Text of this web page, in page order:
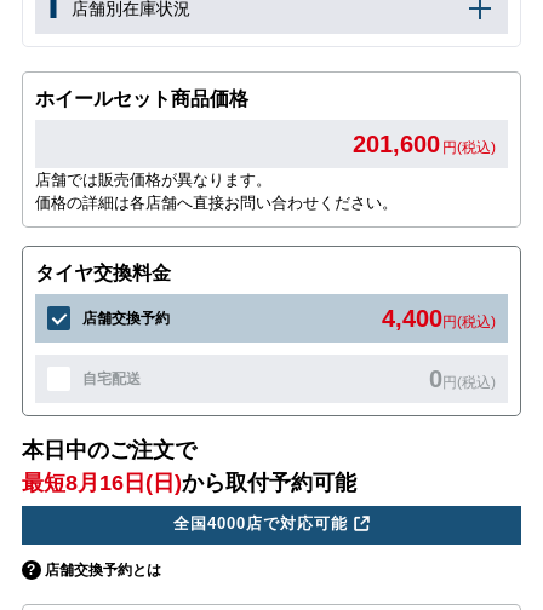
店舗別在庫状況
ホイールセット商品価格
201,600 円(税込)
店舗では販売価格が異なります。
価格の詳細は各店舗へ直接お問い合わせください。
タイヤ交換料金
店舗交換予約 4,400円(税込)
自宅配送 0円(税込)
本日中のご注文で
最短8月16日(日)から取付予約可能
全国4000店で対応可能
店舗交換予約とは